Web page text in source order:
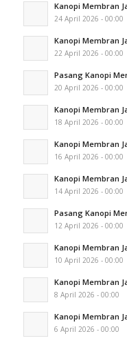
Kanopi Membran
24 April 2026 - 00:00
Kanopi Membran
22 April 2026 - 00:00
Pasang Kanopi
20 April 2026 - 00:00
Kanopi Membran
18 April 2026 - 00:00
Kanopi Membran
16 April 2026 - 00:00
Kanopi Membran
14 April 2026 - 00:00
Pasang Kanopi
12 April 2026 - 00:00
Kanopi Membran
10 April 2026 - 00:00
Kanopi Membran
8 April 2026 - 00:00
Kanopi Membran
6 April 2026 - 00:00